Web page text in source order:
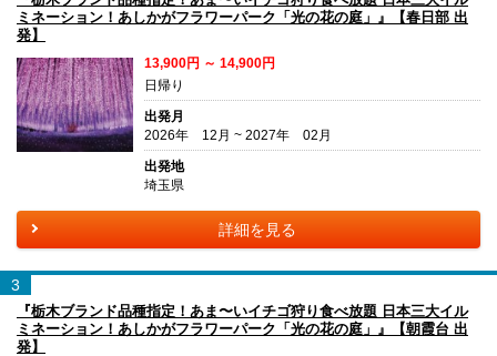
ミネーション！あしかがフラワーパーク「光の花の庭」』【春日部 出
発】
13,900円 ～ 14,900円
日帰り
出発月
2026年 12月 ~ 2027年 02月
出発地
埼玉県
詳細を見る
3
『栃木ブランド品種指定！あま〜いイチゴ狩り食べ放題 日本三大イル
ミネーション！あしかがフラワーパーク「光の花の庭」』【朝霞台 出
発】